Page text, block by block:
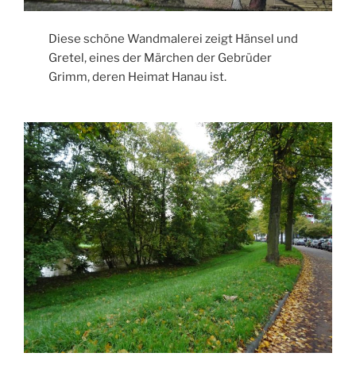
Diese schöne Wandmalerei zeigt Hänsel und
Gretel, eines der Märchen der Gebrüder
Grimm, deren Heimat Hanau ist.